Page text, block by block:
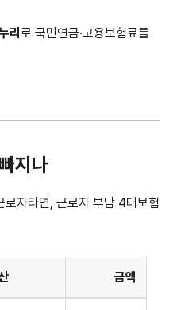
리 로 국민연금·고용보험료를
지나
자라면, 근로자 부담 4대보험
금액